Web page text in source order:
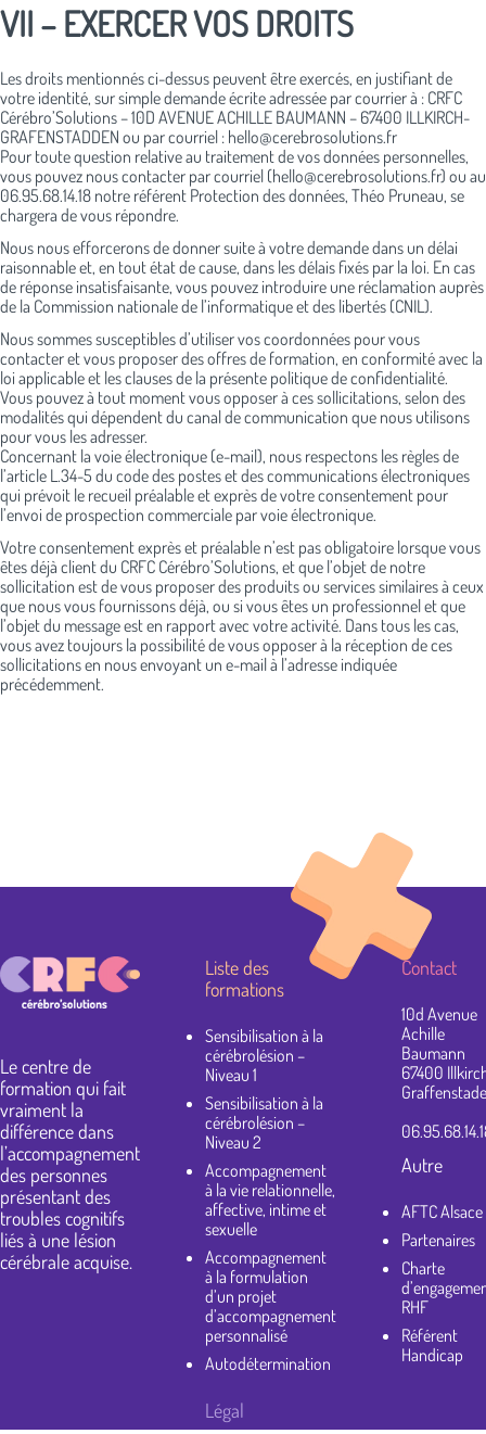
VII – EXERCER VOS DROITS
Les droits mentionnés ci-dessus peuvent être exercés, en justifiant de
votre identité, sur simple demande écrite adressée par courrier à : CRFC
Cérébro’Solutions – 10D AVENUE ACHILLE BAUMANN – 67400 ILLKIRCH-
GRAFENSTADDEN ou par courriel : hello@cerebrosolutions.fr
Pour toute question relative au traitement de vos données personnelles,
vous pouvez nous contacter par courriel (hello@cerebrosolutions.fr) ou au
06.95.68.14.18 notre référent Protection des données, Théo Pruneau, se
chargera de vous répondre.
Nous nous efforcerons de donner suite à votre demande dans un délai
raisonnable et, en tout état de cause, dans les délais fixés par la loi. En cas
de réponse insatisfaisante, vous pouvez introduire une réclamation auprès
de la Commission nationale de l’informatique et des libertés (CNIL).
Nous sommes susceptibles d’utiliser vos coordonnées pour vous
contacter et vous proposer des offres de formation, en conformité avec la
loi applicable et les clauses de la présente politique de confidentialité.
Vous pouvez à tout moment vous opposer à ces sollicitations, selon des
modalités qui dépendent du canal de communication que nous utilisons
pour vous les adresser.
Concernant la voie électronique (e-mail), nous respectons les règles de
l’article L.34-5 du code des postes et des communications électroniques
qui prévoit le recueil préalable et exprès de votre consentement pour
l’envoi de prospection commerciale par voie électronique.
Votre consentement exprès et préalable n’est pas obligatoire lorsque vous
êtes déjà client du CRFC Cérébro’Solutions, et que l’objet de notre
sollicitation est de vous proposer des produits ou services similaires à ceux
que nous vous fournissons déjà, ou si vous êtes un professionnel et que
l’objet du message est en rapport avec votre activité. Dans tous les cas,
vous avez toujours la possibilité de vous opposer à la réception de ces
sollicitations en nous envoyant un e-mail à l’adresse indiquée
précédemment.
Le centre de
formation qui fait
vraiment la
différence dans
l’accompagnement
des personnes
présentant des
troubles cognitifs
liés à une lésion
cérébrale acquise.
Liste des
formations
Sensibilisation à la
cérébrolésion –
Niveau 1
Sensibilisation à la
cérébrolésion –
Niveau 2
Accompagnement
à la vie relationnelle,
affective, intime et
sexuelle
Accompagnement
à la formulation
d’un projet
d’accompagnement
personnalisé
Autodétermination
Légal
Contact
10d Avenue
Achille
Baumann
67400
Autre
AFTC Alsace
Partenaires
Charte
RHF
Référent
Handicap